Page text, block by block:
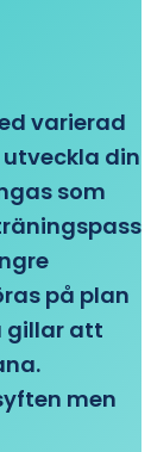
varierad
din
som
på plan
gillar att
men